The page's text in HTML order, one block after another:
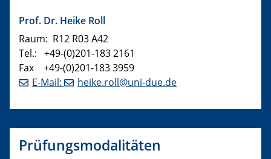
Prof. Dr. Heike Roll
Raum: R12 R03 A42
Tel.: +49-(0)201-183 2161
Fax +49-(0)201-183 3959
E-Mail:
heike.roll@uni-due.de
Prüfungsmodalitäten